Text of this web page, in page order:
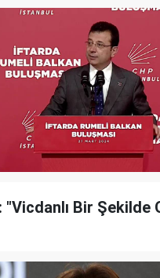
Bir Şekilde